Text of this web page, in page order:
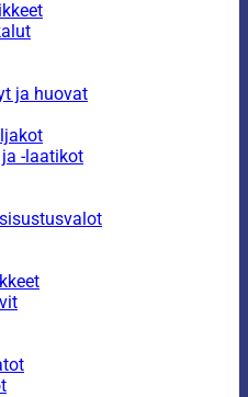
ja huovat
-laatikot